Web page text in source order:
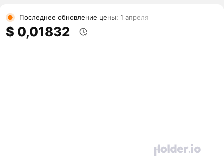
Последнее обновление цены: 1 апреля
$ 0,01832